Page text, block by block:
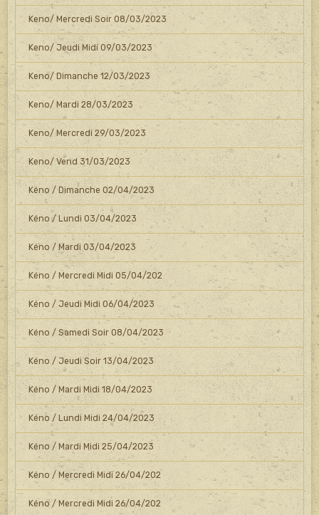
Keno/ Mercredi Soir 08/03/2023
Keno/ Jeudi Midi 09/03/2023
Keno/ Dimanche 12/03/2023
Keno/ Mardi 28/03/2023
Keno/ Mercredi 29/03/2023
Keno/ Vend 31/03/2023
Kéno / Dimanche 02/04/2023
Kéno / Lundi 03/04/2023
Kéno / Mardi 03/04/2023
Kéno / Mercredi Midi 05/04/202
Kéno / Jeudi Midi 06/04/2023
Kéno / Samedi Soir 08/04/2023
Kéno / Jeudi Soir 13/04/2023
Kéno / Mardi Midi 18/04/2023
Kéno / Lundi Midi 24/04/2023
Kéno / Mardi Midi 25/04/2023
Kéno / Mercredi Midi 26/04/202
Kéno / Mercredi Midi 26/04/202